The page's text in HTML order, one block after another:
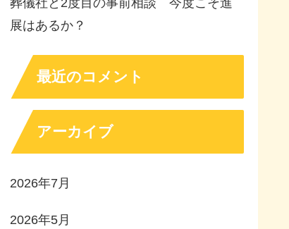
葬儀社と2度目の事前相談 今度こそ進
展はあるか？
最近のコメント
アーカイブ
2026年7月
2026年5月